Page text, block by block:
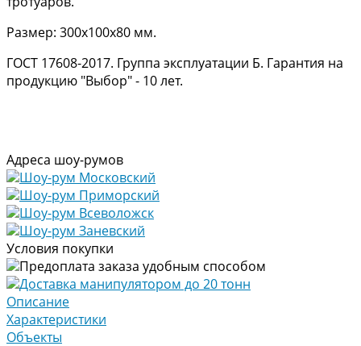
Размер: 300х100х80 мм.
ГОСТ 17608-2017. Группа эксплуатации Б. Гарантия на
продукцию "Выбор" - 10 лет.
Адреса шоу-румов
Шоу-рум Московский
Шоу-рум Приморский
Шоу-рум Всеволожск
Шоу-рум Заневский
Условия покупки
Предоплата заказа удобным способом
Доставка манипулятором до 20 тонн
Описание
Характеристики
Объекты